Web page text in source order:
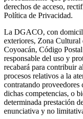
derechos de acceso,
Política de Privacidad.
La DGACO, con
exteriores, Zona
Coyoacán, Código
responsable del uso y
recabará para contribuir
procesos relativos a la
contratando
dichas competencias, o
determinada prestación
enunciativa y no